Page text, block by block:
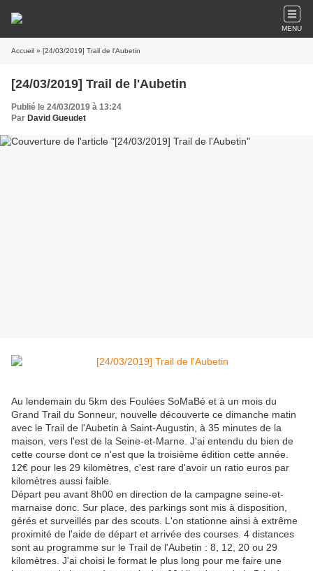
MENU
Accueil » [24/03/2019] Trail de l'Aubetin
[24/03/2019] Trail de l'Aubetin
Publié le 24/03/2019 à 13:24
Par David Gueudet
Au lendemain du 5km des Foulées SoMaBé et à un mois du
Grand Trail du Sonneur, nouvelle découverte ce dimanche matin
avec le Trail de l'Aubetin à Saint-Augustin, à 35 minutes de la
maison, vers l'est de la Seine-et-Marne. J'ai entendu du bien de
cette course dont ce n'est que la troisième édition cette année.
12€ pour les 29 kilomètres, c'est rare d'avoir un ratio euros par
kilomètres aussi faible.
Départ peu avant 8h00 en direction de la campagne seine-et-
marnaise donc. Sur place, des parkings sont mis à disposition,
gérés et surveillés par des scouts. L'on stationne ainsi à extrême
proximité de l'aide de départ et arrivée des courses. 4 distances
sont au programme sur le Trail de l'Aubetin : 8, 12, 20 ou 29
kilomètres. J'ai choisi le format le plus long pour me faire une